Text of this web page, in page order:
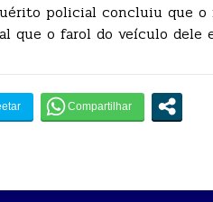
policial concluiu que o
que o farol do veículo dele